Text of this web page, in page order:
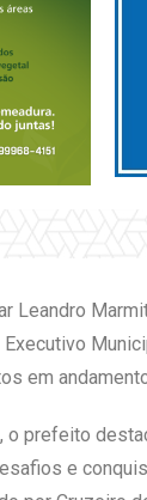
Leandro
em
o prefeito
e